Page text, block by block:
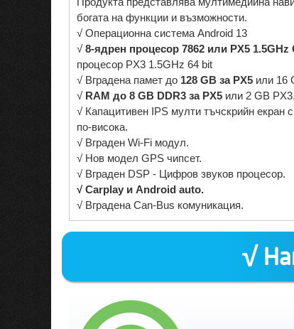
богата на функции и възможности.
√ Операционна система Android 13
√ 8-ядрен процесор 7862 или PX5 1.5GHz
процесор PX3 1.5GHz 64 bit
√ Вградена памет до 128 GB за PX5 или 16
√ RAM до 8 GB DDR3 за PX5 или 2 GB PX3.
√ Капацитивен IPS мулти тъчскрийн екран
по-висока.
√ Вграден Wi-Fi модул.
√ Нов модел GPS чипсет.
√ Вграден DSP - Цифров звуков процесор.
√ Carplay и Android auto.
√ Вградена Can-Bus комуникация.
√